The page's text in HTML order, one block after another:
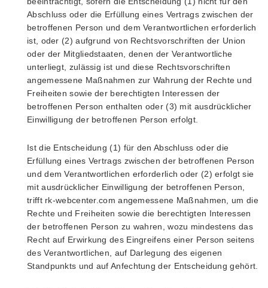
Abschluss oder die Erfüllung eines Vertrags zwischen der
betroffenen Person und dem Verantwortlichen erforderlich
ist, oder (2) aufgrund von Rechtsvorschriften der Union
oder der Mitgliedstaaten, denen der Verantwortliche
unterliegt, zulässig ist und diese Rechtsvorschriften
angemessene Maßnahmen zur Wahrung der Rechte und
Freiheiten sowie der berechtigten Interessen der
betroffenen Person enthalten oder (3) mit ausdrücklicher
Einwilligung der betroffenen Person erfolgt.
Ist die Entscheidung (1) für den Abschluss oder die
Erfüllung eines Vertrags zwischen der betroffenen Person
und dem Verantwortlichen erforderlich oder (2) erfolgt sie
mit ausdrücklicher Einwilligung der betroffenen Person,
trifft rk-webcenter.com angemessene Maßnahmen, um die
Rechte und Freiheiten sowie die berechtigten Interessen
der betroffenen Person zu wahren, wozu mindestens das
Recht auf Erwirkung des Eingreifens einer Person seitens
des Verantwortlichen, auf Darlegung des eigenen
Standpunkts und auf Anfechtung der Entscheidung gehört.